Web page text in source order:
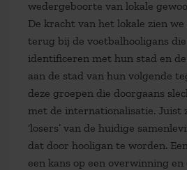
wedergeboorte van lokale
De kracht van het lokale zien
terug bij de voetbalhooligans
identificeren met hun stad en
aan de stad van hun volgende
deze groepen die doorgaans
met de internationalisatie. Juist
‘losers’ van de huidige
dat door hooligan te worden.
een kans op een overwinning